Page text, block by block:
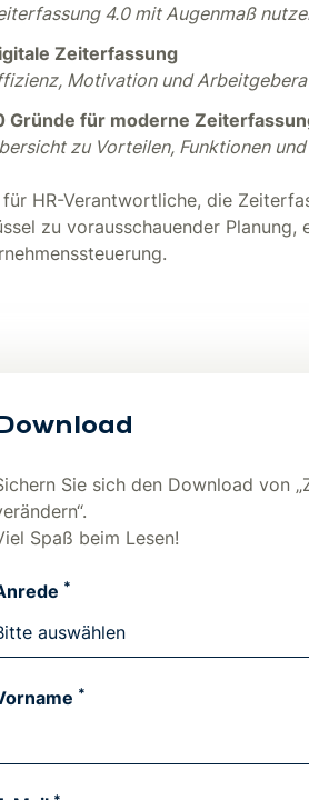
4.0 mit Augenmaß
Zeiterfassung
Motivation und
Gründe für moderne
zu Vorteilen, Funktionen
für HR-Verantwortliche, die
zu vorausschauender
Sie sich den Download von
Spaß beim Lesen!
*
*